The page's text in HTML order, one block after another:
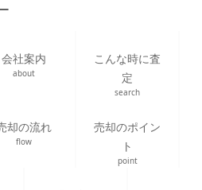
会社案内
about
こんな時に査
定
search
却の流れ
flow
売却のポイン
ト
point